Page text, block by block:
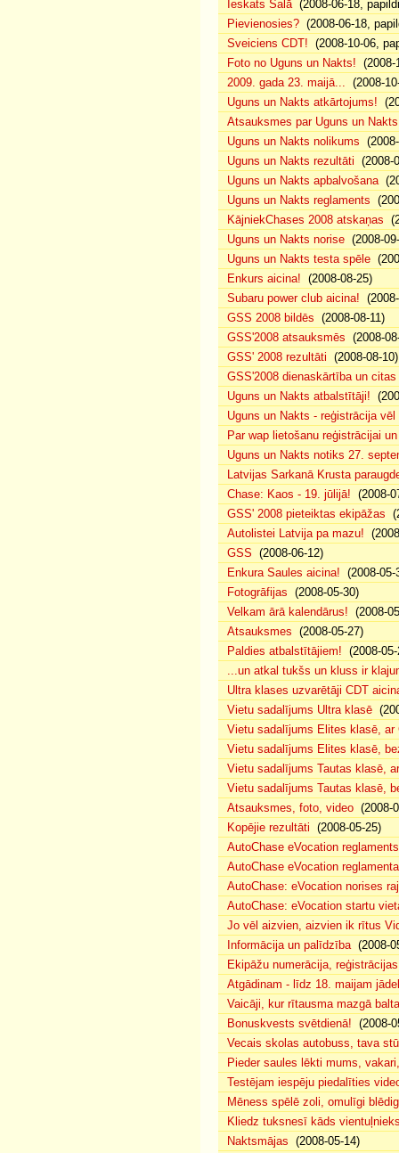
Ieskats Salā(2008-06-18,
Pievienosies? (2008-06-18,
Sveiciens CDT! (2008-10-06,
Foto no Uguns un Nakts! (2008-
2009. gada 23. maijā... (2008-
Uguns un Nakts atkārtojums!
Atsauksmes par Uguns un Nakts
Uguns un Nakts nolikums
Uguns un Nakts rezultāti (2008-
Uguns un Nakts apbalvošana
Uguns un Nakts reglaments
KājniekChases 2008 atskaņas
Uguns un Nakts norise (2008-
Uguns un Nakts testa spēle
Enkurs aicina! (2008-08-25)
Subaru power club aicina!
GSS 2008 bildēs (2008-08-11)
GSS'2008 atsauksmēs (2008-
GSS' 2008 rezultāti (2008-08-10)
GSS'2008 dienaskārtība un
Uguns un Nakts atbalstītāji!
Uguns un Nakts - reģistrācija
Par wap lietošanu reģistrācijai
Uguns un Nakts notiks 27.
Latvijas Sarkanā Krusta
Chase: Kaos - 19. jūlijā! (2008-
GSS' 2008 pieteiktas ekipāžas
Autolistei Latvija pa mazu!
GSS (2008-06-12)
Enkura Saules aicina! (2008-05-
Fotogrāfijas (2008-05-30)
Velkam ārā kalendārus! (2008-
Atsauksmes (2008-05-27)
Paldies atbalstītājiem! (2008-
...un atkal tukšs un kluss ir
Ultra klases uzvarētāji CDT
Vietu sadalījums Ultra klasē
Vietu sadalījums Elites klasē, ar
Vietu sadalījums Elites klasē,
Vietu sadalījums Tautas klasē,
Vietu sadalījums Tautas klasē,
Atsauksmes, foto, video (2008-
Kopējie rezultāti (2008-05-25)
AutoChase eVocation reglaments
AutoChase eVocation
AutoChase: eVocation norises
AutoChase: eVocation startu
Jo vēl aizvien, aizvien ik rītus
Informācija un palīdzība(2008-
Ekipāžu numerācija,
Atgādinam - līdz 18. maijam
Vaicāji, kur rītausma mazgā
Bonuskvests svētdienā! (2008-
Vecais skolas autobuss, tava
Pieder saules lēkti mums,
Testējam iespēju piedalīties
Mēness spēlē zoli, omulīgi
Kliedz tuksnesī kāds
Naktsmājas (2008-05-14)